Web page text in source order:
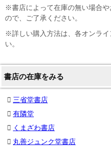
※書店によって在庫の無い場合
ので、ご了承ください。
※詳しい購入方法は、各オンラ
い。
書店の在庫をみる
三省堂書店
有隣堂
くまざわ書店
丸善ジュンク堂書店